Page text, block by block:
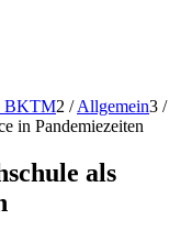
BKTM2 / Allgemein3 /
in Pandemiezeiten
als